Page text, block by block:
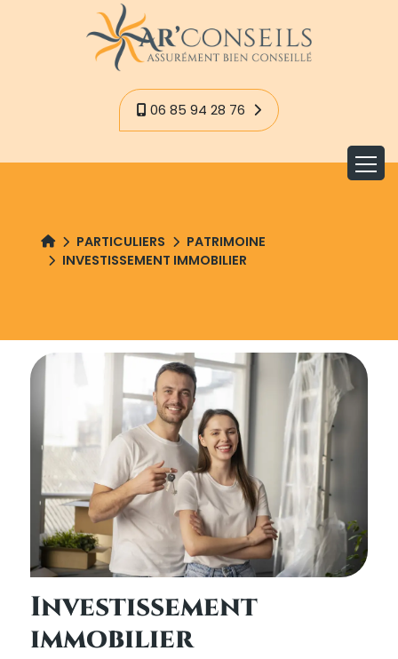
06 85 94 28 76
PARTICULIERS
PATRIMOINE
INVESTISSEMENT IMMOBILIER
Investissement
immobilier
Panneau de gestion des cookies